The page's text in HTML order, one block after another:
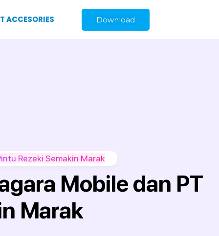
ACCESORIES Download
Rezeki Semakin Marak
Mobile dan PT
Marak